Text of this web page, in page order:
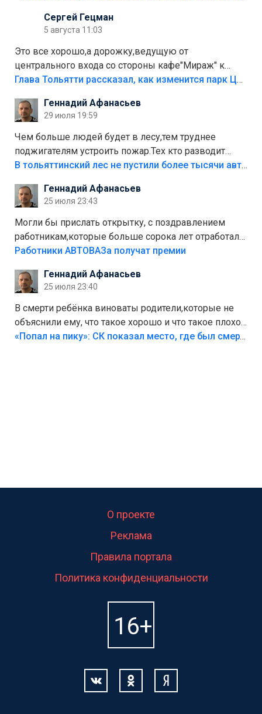
Сергей Гецман
5 августа 11:03
Это все хорошо,а дорожку,ведущую от
центрального входа со стороны кафе"Мираж" к
аттракционам слабо доделать?А то бордюры
лежала в парке и испортилась.Да еще,видимо,часть
украли.
Глава Тольятти рассказал, как изменится парк Центрального района
Геннадий Афанасьев
29 июля 19:59
Чем больше людей будет в лесу,тем труднее
поджигателям устроить пожар.Тех кто разводит
костры,тех надо безбожно штрафовать.Камер полно
Штрафы мизерные.
В тольяттинский лес не пустили более тысячи автомобилей
Геннадий Афанасьев
25 июля 23:43
Могли бы прислать открытку, с поздравлением
работникам,которые больше сорока лет отработали
на предприятии.
Работники АВТОВАЗа получат премии
Геннадий Афанасьев
25 июля 23:40
В смерти ребёнка виноваты родители,которые не
объяснили ему, что такое хорошо и что такое плохо!
Лезть через такой забор,верх безумия,есть же
«Попал на пику»: СК показал место, где был смертельно травмирован ребенок в Тольятти
О проекте
Реклама
Правила портала
Политика конфиденциальности